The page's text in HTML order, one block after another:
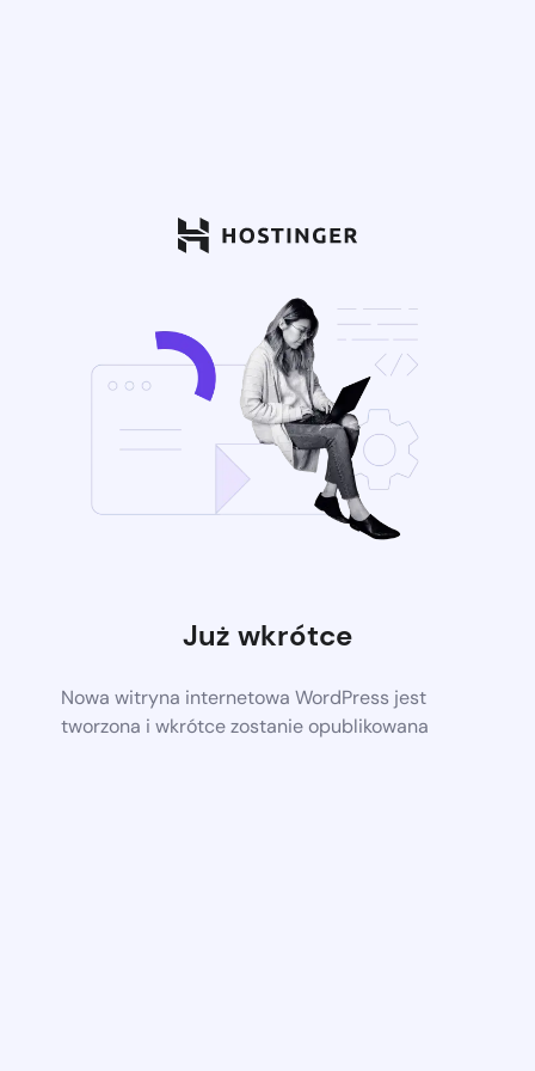
Już wkrótce
Nowa witryna internetowa WordPress jest
tworzona i wkrótce zostanie opublikowana